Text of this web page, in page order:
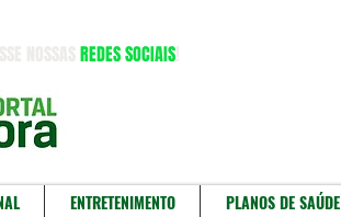
NOSSAS REDES SOCIAIS!
ENTRETENIMENTO PLANOS DE SAÚDE